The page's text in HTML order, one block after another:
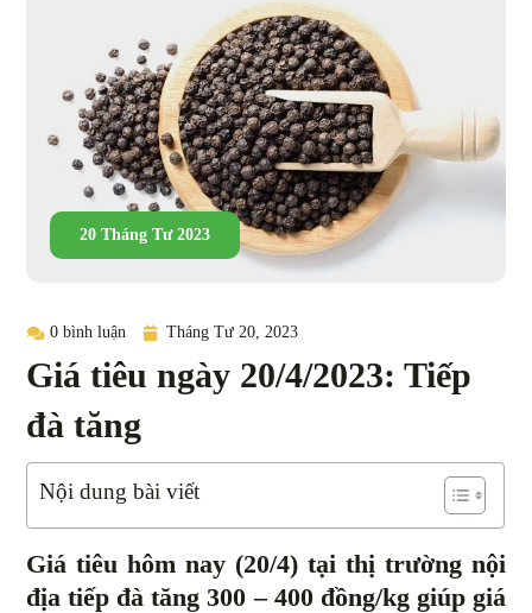
20 Tháng Tư 2023
0 bình luận Tháng Tư 20, 2023
Giá tiêu ngày 20/4/2023: Tiếp
đà tăng
Nội dung bài viết
Giá tiêu hôm nay (20/4) tại thị trường nội
địa tiếp đà tăng 300 – 400 đồng/kg giúp giá